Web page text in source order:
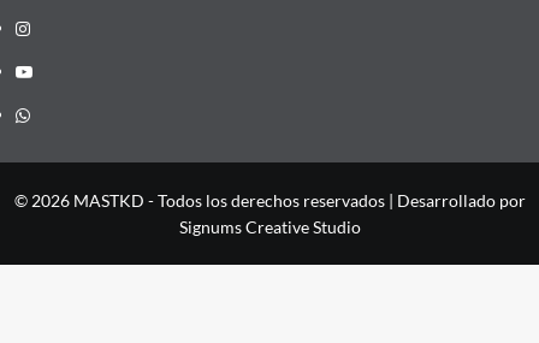
Instagram
YouTube
Whatsapp